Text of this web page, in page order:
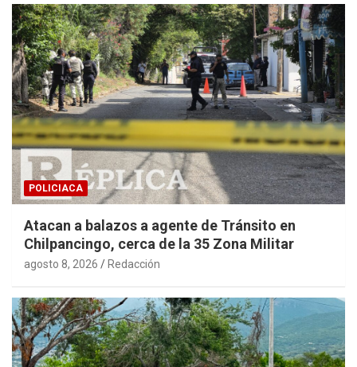
POLICIACA
Atacan a balazos a agente de Tránsito en
Chilpancingo, cerca de la 35 Zona Militar
agosto 8, 2026 Redacción